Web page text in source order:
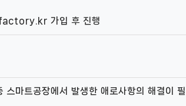
가입 후 진행
마트공장에서 발생한 애로사항의 해결이 필